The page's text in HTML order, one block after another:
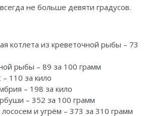
не больше девяти градусов.
котлета из креветочной рыбы – 73
рыбы – 89 за 100 грамм
110 за кило
– 198 за кило
– 352 за 100 грамм
и угрём – 373 за 310 грамм